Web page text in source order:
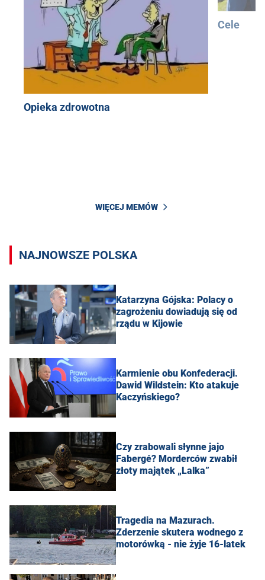
Opieka zdrowotna
Cele
WIĘCEJ MEMÓW
NAJNOWSZE POLSKA
Katarzyna Gójska: Polacy o
zagrożeniu dowiadują się od
rządu w Kijowie
Karmienie obu Konfederacji.
Dawid Wildstein: Kto atakuje
Kaczyńskiego?
Czy zrabowali słynne jajo
Fabergé? Morderców zwabił
złoty majątek „Lalka”
Tragedia na Mazurach.
Zderzenie skutera wodnego z
motorówką - nie żyje 16-latek